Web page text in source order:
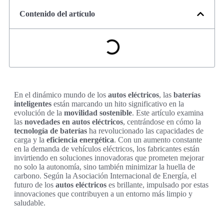
Contenido del artículo
En el dinámico mundo de los autos eléctricos, las baterías
inteligentes están marcando un hito significativo en la
evolución de la movilidad sostenible. Este artículo examina
las novedades en autos eléctricos, centrándose en cómo la
tecnología de baterías ha revolucionado las capacidades de
carga y la eficiencia energética. Con un aumento constante
en la demanda de vehículos eléctricos, los fabricantes están
invirtiendo en soluciones innovadoras que prometen mejorar
no solo la autonomía, sino también minimizar la huella de
carbono. Según la Asociación Internacional de Energía, el
futuro de los autos eléctricos es brillante, impulsado por estas
innovaciones que contribuyen a un entorno más limpio y
saludable.